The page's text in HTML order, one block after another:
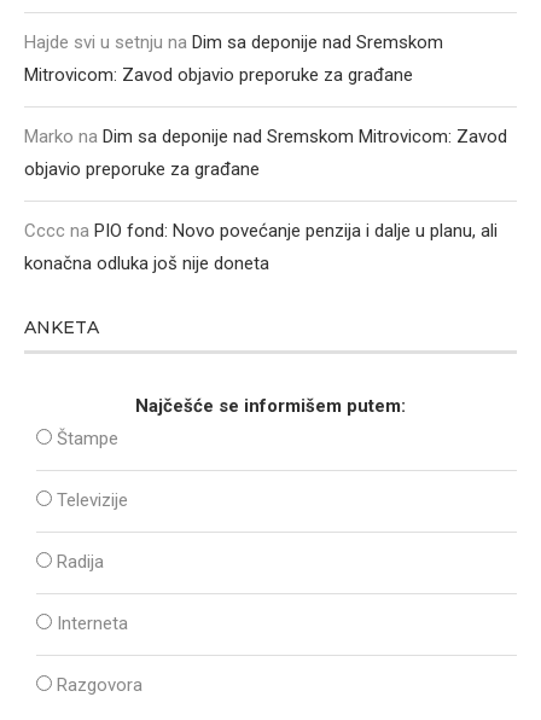
Hajde svi u setnju na Dim sa deponije nad Sremskom
Mitrovicom: Zavod objavio preporuke za građane
Marko na Dim sa deponije nad Sremskom Mitrovicom: Zavod
objavio preporuke za građane
Cccc na PIO fond: Novo povećanje penzija i dalje u planu, ali
konačna odluka još nije doneta
ANKETA
Najčešće se informišem putem:
Štampe
Televizije
Radija
Interneta
Razgovora